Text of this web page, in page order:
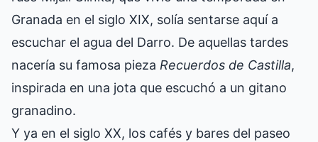
Granada en el siglo XIX, solía sentarse aquí a
escuchar el agua del Darro. De aquellas tardes
nacería su famosa pieza Recuerdos de Castilla,
inspirada en una jota que escuchó a un gitano
granadino.
Y ya en el siglo XX, los cafés y bares del paseo